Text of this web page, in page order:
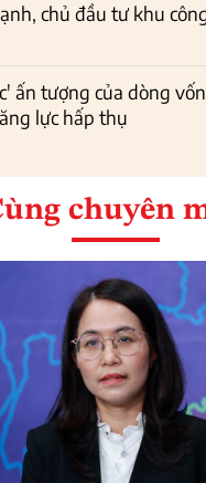
chủ đầu tư khu
ấn tượng của dòng
lực hấp thụ
chuyên